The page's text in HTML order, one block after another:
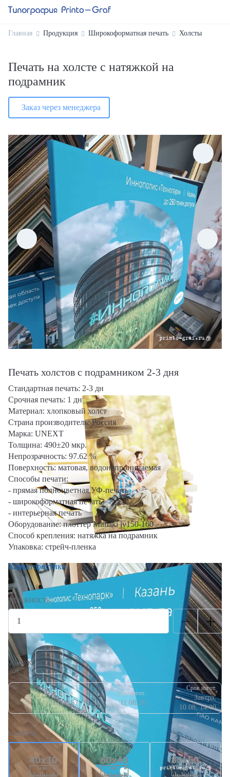
Главная Продукция Широкоформатная печать Холсты
Печать на холсте с натяжкой на
подрамник
Заказ через менеджера
Печать холстов с подрамником 2-3 дня
Стандартная печать: 2-3 дн
Срочная печать: 1 дн
Материал: хлопковый холст
Страна производитель: Россия
Марка: UNEXT
Толщина: 490±20 мкр.
Непрозрачность: 97.62 %
Поверхность: матовая, водонепроницаемая
Способы печати:
- прямая полноцветная УФ-печать
- широкоформатная печать
- интерьерная печать
Оборудование: плоттер Mimaki jv150-160
Способ крепления: натяжка на подрамник
Упаковка: стрейч-пленка
Характеристики
ТИРАЖНОСТЬ
Тираж
Срок изгот.
11.08.26
Срок изгот.
11.08.26
Срок изгот.
Завтра,
10.08, 14:00
РАЗМЕРЫ